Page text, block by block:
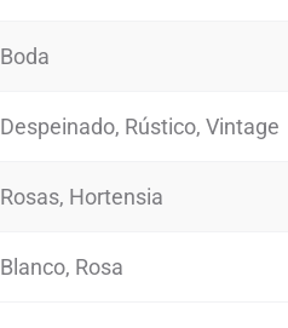
Boda
Despeinado, Rústico, Vintage
Rosas, Hortensia
Blanco, Rosa